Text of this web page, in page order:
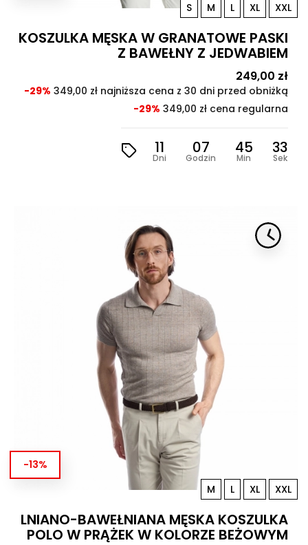
S M L XL XXL
KOSZULKA MĘSKA W GRANATOWE PASKI
Z BAWEŁNY Z JEDWABIEM
Cena
249,00 zł
-29% 349,00 zł najniższa cena z 30 dni przed obniżką
-29% 349,00 zł cena regularna
11
Dni
07
Godzin
45
Min
31
Sek
-13%
M L XL XXL
LNIANO-BAWEŁNIANA MĘSKA KOSZULKA
POLO W PRĄŻEK W KOLORZE BEŻOWYM